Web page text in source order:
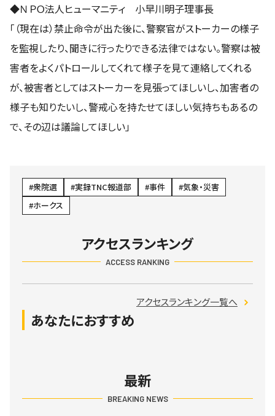
◆ＮＰＯ法人ヒューマニティ 小早川明子理事長
「（現在は）禁止命令が出た後に、警察官がストーカーの様子
を監視したり、聞きに行ったりできる法律ではない。警察は被
害者をよくパトロールしてくれて様子を見て連絡してくれる
が、被害者としてはストーカーを見張ってほしいし、加害者の
様子も知りたいし、警戒心を持たせてほしい気持ちもあるの
で、その辺は議論してほしい」
衆院選 実録TNC報道部 事件
気象・災害
ホークス
アクセスランキング
ACCESS RANKING
アクセスランキング一覧へ
あなたにおすすめ
最新
BREAKING NEWS